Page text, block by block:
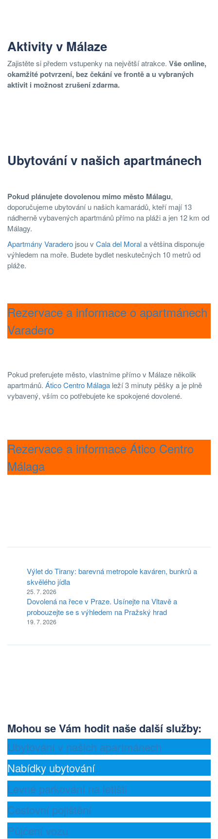
Aktivity v Málaze
Zajistěte si předem vstupenky na největší atrakce. Vše online,
okamžité potvrzení, bez čekání ve frontě a u vybraných
aktivit i možnost zrušení zdarma.
Ubytování v našich apartmánech
Pokud plánujete dovolenou mimo město Málagu,
doporučujeme ubytování u našich kamarádů, kteří mají 13
nádherně vybavených apartmánů přímo na pláži a jen 12 km od
Málagy.
Apartmány Varadero jsou v Cala del Morala většina disponuje
výhledem na moře. Budete bydlet neskutečných 10 metrů od
pláže.
Rezervace a informace o apartmánech
Varadero
Pokud preferujete město, vlastníme přímo v Málaze několik
apartmánů. Ático Centro Málaga leží 3 minuty pěšky a je plně
vybavený, vším co potřebujete ke spokojené dovolené.
Rezervace a informace Ático Centro
Málaga
Výlet do Tirany: barevná metropole kaváren, bunkrů a
skvělého jídla
25. 7. 2026
Dovolená na řece v Praze. Usínejte na Vltavě a
probouzejte se s výhledem na Pražský hrad
19. 7. 2026
Mohou se Vám hodit naše další služby:
Ubytování v našich apartmánech
Nabídky ubytování
Levné parkování na letišti
Cestovní pojištění
Půjčení vozu